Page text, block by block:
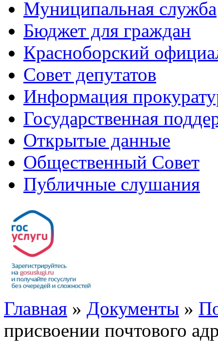
Муниципальная служба
Бюджет для граждан
Красноборский
Совет депутатов
Информация
Государственная
Открытые данные
Общественный Совет
Публичные слушания
Главная » Документы »
присвоении почтового